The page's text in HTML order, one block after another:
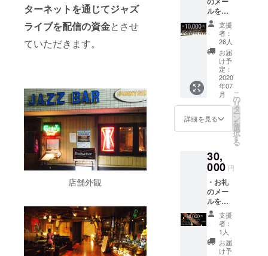
ターネットを通じてジャズ
ライブを配信の資金とさせ
ていただきます。
店舗外観
屋、埼玉で
定期ライブ
を開催。
その他にも
北九州、金
沢、岡山、
新潟、東
京、千葉な
どでも
リーダーラ
し、精力的
にライブ活
動を行なっ
ている
NG
な方は
「NG」
とお書
きくだ
さい。
※また、
上乗せ
支援シ
ステム
をご利
だきま
すと、
1,000
のご支
援も可
能で
す。
ぜひ多
くのご
支援を
よろし
くお願
いいた
しま
リンク
を飛ば
すよう
に作成
いたし
ます。
※備考
欄に
ジャズ
バー武
里サ
ニーサ
イドHP
名前を
お書き
くださ
い。
NG
な方は
「NG」
とお書
きくだ
さい ・
2020年
※実名
掲載NG
な方は
イニ
シャル
で掲載
させて
いただ
きま
す。
ま
たご自
身の
持ちの
方は、
ちらに
リンク
を飛ば
すよう
に作成
いたし
ます。
※備考
ルを心
を込め
て書い
て送ら
せてい
ただき
ます。
・協力
いただ
いた皆
様の名
前をサ
ニーサ
掲載
させて
いただ
きま
す。
※実名掲
載NGな
方はイ
ニシャ
ルで掲
載させ
支援
者：
26人
お届
け予
定：
2020
年07
月
詳細を見る
こ
の
リ
タ
ー
ン
を
選
択
す
る
30,
000 円
・お礼
のメー
ルを心
を込め
て書い
て送ら
せてい
ただき
支援
者：
1人
お届
け予